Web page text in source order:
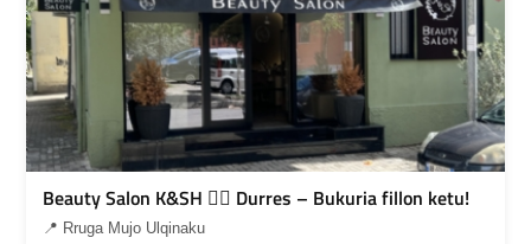
Beauty Salon K&SH 💇‍♀️ Durres – Bukuria fillon ketu!
📍 Rruga Mujo Ulqinaku